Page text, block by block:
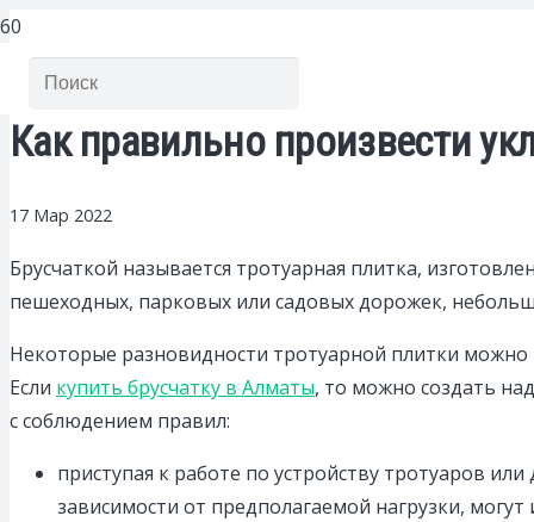
Как правильно произвести
17 Мар 2022
Брусчаткой называется тротуарная плитка,
пешеходных, парковых или садовых дорожек,
Некоторые разновидности тротуарной плитки можно
Если купить брусчатку в Алматы, то можно создать
с соблюдением правил:
приступая к работе по устройству тротуаров
зависимости от предполагаемой нагрузки,